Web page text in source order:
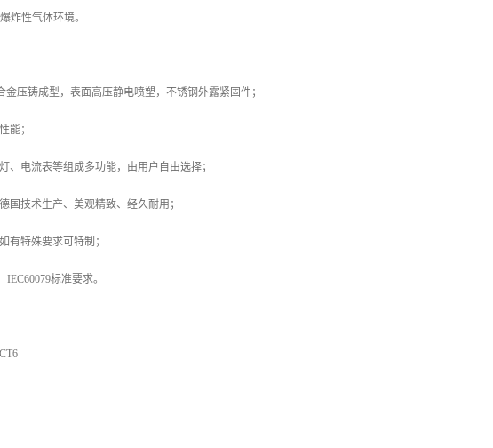
性气体环境。
金压铸成型，表面高压静电喷塑，不锈钢外露紧固件；
能；
、电流表等组成多功能，由用户自由选择；
国技术生产、美观精致、经久耐用；
有特殊要求可特制；
IEC60079标准要求。